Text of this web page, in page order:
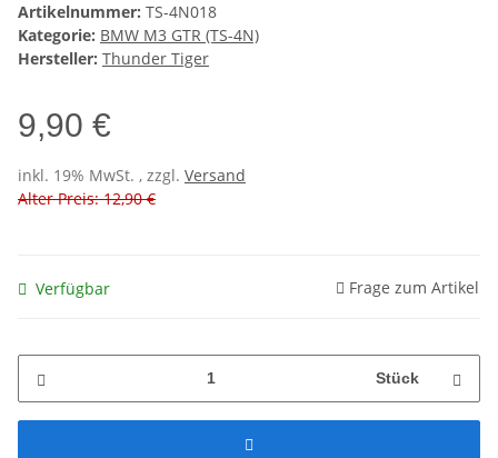
Artikelnummer: TS-4N018
Kategorie: BMW M3 GTR (TS-4N)
Hersteller: Thunder Tiger
9,90 €
inkl. 19% MwSt. , zzgl. Versand
Alter Preis: 12,90 €
Verfügbar Frage zum Artikel
Stück